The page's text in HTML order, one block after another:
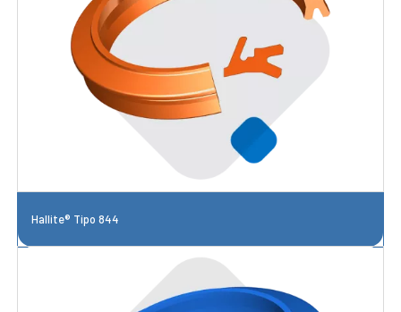
Hallite® Tipo 844